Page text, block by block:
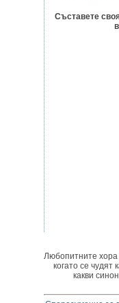
Съставете
в
Любопитните хора
когато се чудят
какви